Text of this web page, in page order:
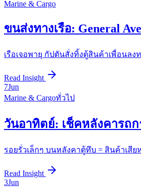
Marine & Cargo
ขนส่งทางเรือ: General
เรือเจอพายุ กัปตันสั่งทิ้งตู้สินค้าเพื่อนลง
Read Insight
7Jun
Marine & Cargoทั่วไป
วันอาทิตย์: เช็คหลังคารถ
รอยรั่วเล็กๆ บนหลังคาตู้ทึบ = สินค้าเสีย
Read Insight
3Jun